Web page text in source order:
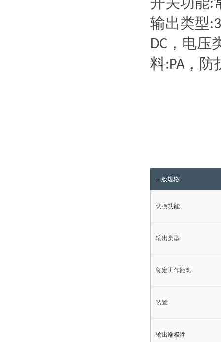
:
输出类型:3
DC ，电压
料:PA ，
一般规格
切换功能
输出类型
额定工作距离
装置
输出端极性